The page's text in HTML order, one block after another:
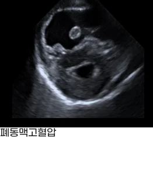
폐동맥고혈압